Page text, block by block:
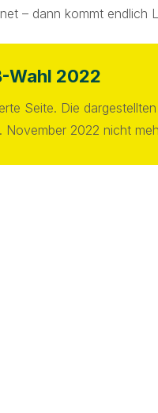
– dann kommt endlich
Wahl 2022
Seite. Die
November 2022 nicht